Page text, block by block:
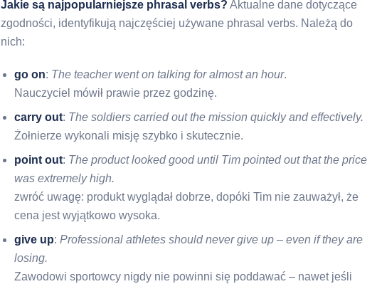
Jakie są najpopularniejsze phrasal verbs? Aktualne dane dotyczące
zgodności, identyfikują najczęściej używane phrasal verbs. Należą do
nich:
go on: The teacher went on talking for almost an hour.
Nauczyciel mówił prawie przez godzinę.
carry out: The soldiers carried out the mission quickly and effectively.
Żołnierze wykonali misję szybko i skutecznie.
point out: The product looked good until Tim pointed out that the price
was extremely high.
zwróć uwagę: produkt wyglądał dobrze, dopóki Tim nie zauważył, że
cena jest wyjątkowo wysoka.
give up:Professional athletes should never give up – even if they are
losing.
Zawodowi sportowcy nigdy nie powinni się poddawać – nawet jeśli